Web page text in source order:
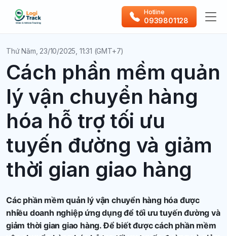
Hotline
0939801128
Thứ Năm, 23/10/2025, 11:31 (GMT+7)
Cách phần mềm quản
lý vận chuyển hàng
hóa hỗ trợ tối ưu
tuyến đường và giảm
thời gian giao hàng
Các phần mềm quản lý vận chuyển hàng hóa được
nhiều doanh nghiệp ứng dụng để tối ưu tuyến đường và
giảm thời gian giao hàng. Để biết được cách phần mềm